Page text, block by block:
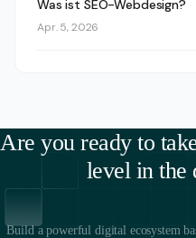
Was ist SEO-Webdesign?
Apr. 5, 2026
Are you ready to
level in the
Build a powerful digital ecosystem